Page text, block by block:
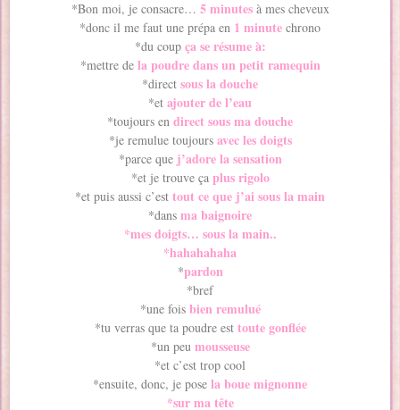
*Bon moi, je consacre… 5 minutes à mes cheveux
*donc il me faut une prépa en 1 minute chrono
*du coupça se résume à:
*mettre de la poudre dans un petit ramequin
*direct sous la douche
*et ajouter de l’eau
*toujours en direct sous ma douche
*je remulue toujoursavec les doigts
*parce que j’adore la sensation
*et je trouve ça plus rigolo
*et puis aussi c’est tout ce que j’ai sous la main
*dans ma baignoire
*mes doigts… sous la main..
*hahahahaha
*pardon
*bref
*une fois bien remulué
*tu verras que ta poudre est toute gonflée
*un peu mousseuse
*et c’est trop cool
*ensuite, donc, je pose la boue mignonne
*sur ma tête